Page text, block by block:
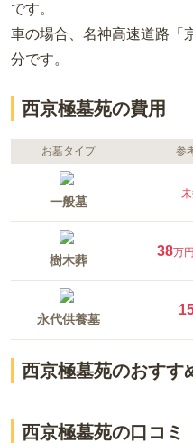
です。
車の場合 、名神高速道路
分です。
西京極墓苑の費用
お墓タイプ 参
一般墓
樹木葬
38万
永代供養墓
西京極墓苑のおすす
西京極墓苑の口コミ